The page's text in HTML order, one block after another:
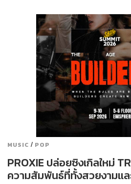
MUSIC / POP
PROXIE ปล่อยซิงเกิลใหม่
ความสัมพันธ์ที่ทั้งสวยงามแล